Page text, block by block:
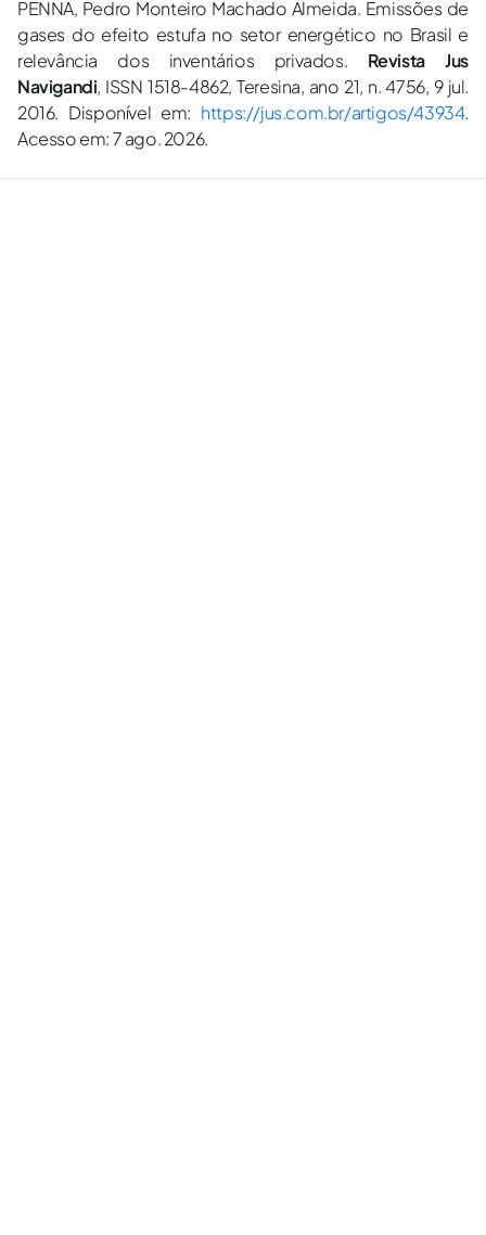
PENNA, Pedro Monteiro Machado Almeida. Emissões de
gases do efeito estufa no setor energético no Brasil e
relevância dos inventários privados. Revista Jus
Navigandi, ISSN 1518-4862, Teresina, ano 21, n. 4756, 9 jul.
2016. Disponível em: https://jus.com.br/artigos/43934.
Acesso em: 7 ago. 2026.